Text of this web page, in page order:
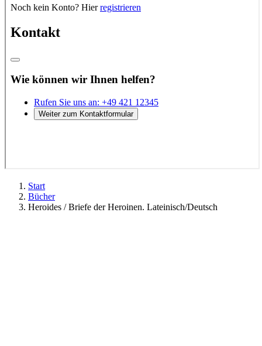
Start
Bücher
Heroides / Briefe der Heroinen. Lateinisch/Deutsch